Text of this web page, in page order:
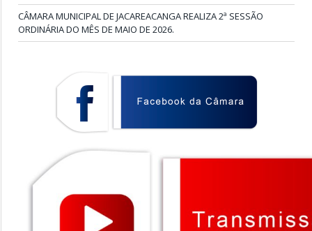
CÂMARA MUNICIPAL DE JACAREACANGA REALIZA 2ª SESSÃO
ORDINÁRIA DO MÊS DE MAIO DE 2026.